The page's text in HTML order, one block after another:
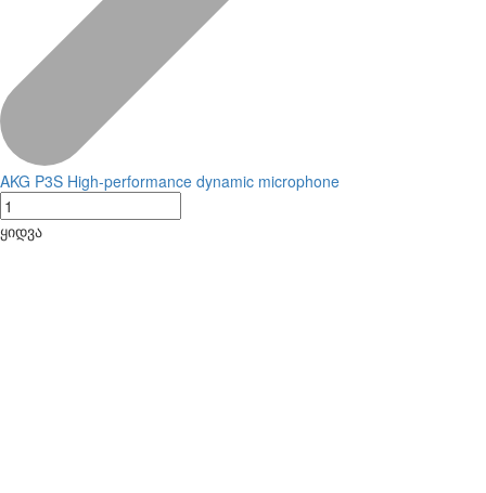
AKG P3S High-performance dynamic microphone
ყიდვა